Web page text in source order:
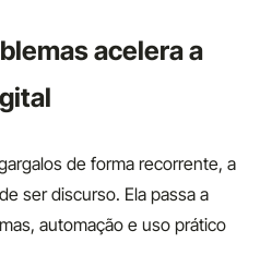
acelera a
de forma recorrente, a
ser discurso. Ela passa a
automação e uso prático